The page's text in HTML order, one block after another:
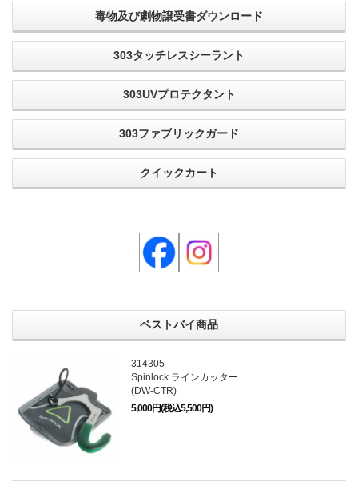
毒物及び劇物譲受書ダウンロード
303タッチレスシーラント
303UVプロテクタント
303ファブリックガード
クイックカート
ベストバイ商品
314305
Spinlock ラインカッター
(DW-CTR)
5,000円(税込5,500円)